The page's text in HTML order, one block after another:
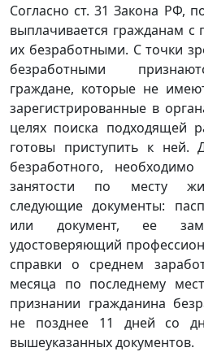
Согласно ст. 31 Закона РФ,
выплачивается гражданам с
их безработными. С точки
безработными
граждане, которые не
зарегистрированные в
целях поиска подходящей
готовы приступить к ней.
безработного,
занятости по месту
следующие документы:
или документ, ее
удостоверяющий
справки о среднем
месяца по последнему
признании гражданина
не позднее 11 дней со
вышеуказанных документов.